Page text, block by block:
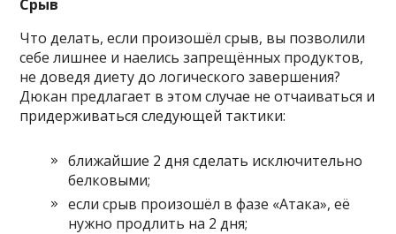
Срыв
Что делать, если произошёл срыв, вы позволили
себе лишнее и наелись запрещённых продуктов,
не доведя диету до логического завершения?
Дюкан предлагает в этом случае не отчаиваться и
придерживаться следующей тактики:
ближайшие 2 дня сделать исключительно
белковыми;
если срыв произошёл в фазе «Атака», её
нужно продлить на 2 дня;